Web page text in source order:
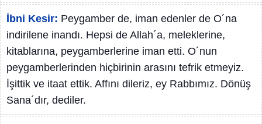
İbni Kesir: Peygamber de, iman edenler de O´na
indirilene inandı. Hepsi de Allah´a, meleklerine,
kitablarına, peygamberlerine iman etti. O´nun
peygamberlerinden hiçbirinin arasını tefrik etmeyiz.
İşittik ve itaat ettik. Affını dileriz, ey Rabbımız. Dönüş
Sana´dır, dediler.